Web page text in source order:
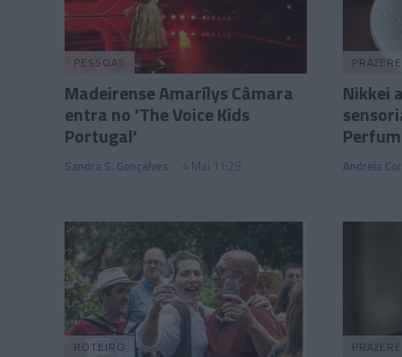
PESSOAS
Madeirense Amarílys Câmara
entra no 'The Voice Kids
Portugal'
Sandra S. Gonçalves 4 Mai 11:29
Nikkei
Andreia
ROTEIRO